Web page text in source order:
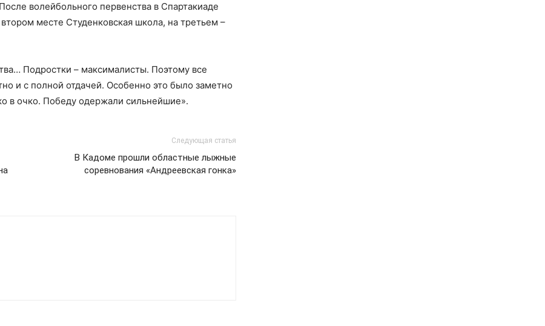
волейбольного первенства в Спартакиаде
месте Студенковская школа, на третьем –
Подростки – максималисты. Поэтому все
и с полной отдачей. Особенно это было заметно
в очко. Победу одержали сильнейшие».
Следующая статья
В Кадоме прошли областные лыжные
соревнования «Андреевская гонка»